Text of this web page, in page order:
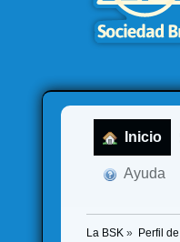
Inicio
Ayuda
La BSK » Perfil